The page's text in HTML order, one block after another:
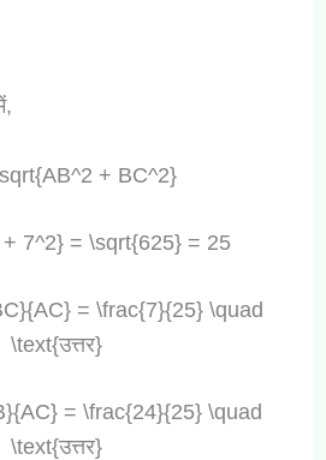
+ BC^2}
7^2} = \sqrt{625} = 25
= \frac{7}{25} \quad
\text{उत्तर}
= \frac{24}{25} \quad
\text{उत्तर}